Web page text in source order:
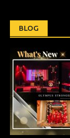
BLOG